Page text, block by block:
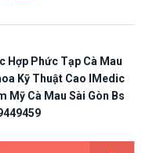
Hợp Phức Tạp Cà Mau
Kỹ Thuật Cao IMedic
Mỹ Cà Mau Sài Gòn Bs